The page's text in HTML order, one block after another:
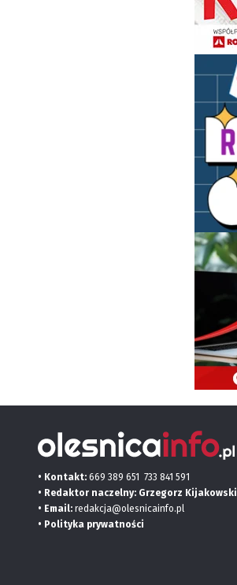
• Kontakt: 669 389 651 733 841 591
• Redaktor naczelny: Grzegorz Kijakowski
• Email: redakcja@olesnicainfo.pl
• Polityka prywatności